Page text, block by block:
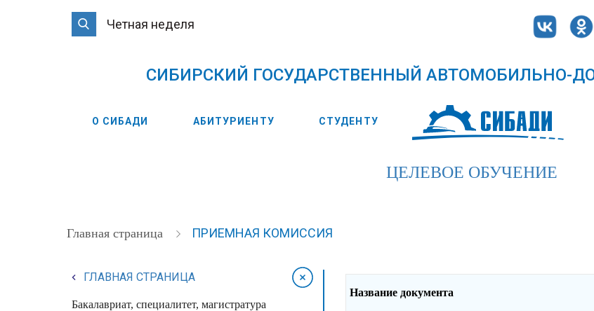
Четная неделя
CИБИРСКИЙ ГОСУДАРСТВЕННЫЙ АВТОМОБИЛЬНО-
О СИБАДИ АБИТУРИЕНТУ СТУДЕНТУ
ЦЕЛЕВОЕ ОБУЧЕНИЕ
Главная страница ПРИЕМНАЯ КОМИССИЯ
ГЛАВНАЯ СТРАНИЦА
Бакалавриат, специалитет, магистратура
Название документа